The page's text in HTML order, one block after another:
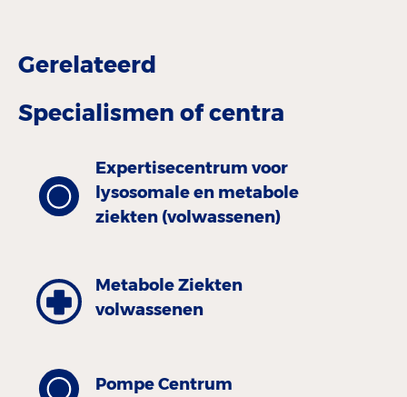
Gerelateerd
Specialismen of centra
Expertisecentrum voor
lysosomale en metabole
ziekten (volwassenen)
Metabole Ziekten
volwassenen
Pompe Centrum